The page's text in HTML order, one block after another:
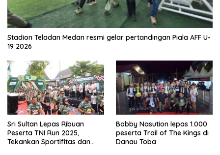
Stadion Teladan Medan resmi gelar pertandingan Piala AFF U-
19 2026
Sri Sultan Lepas Ribuan
Peserta TNI Run 2025,
Tekankan Sportifitas dan
Bobby Nasution lepas 1.000
peserta Trail of The Kings di
Danau Toba